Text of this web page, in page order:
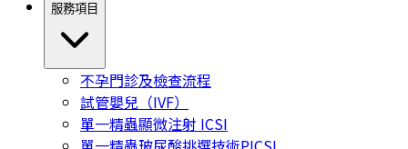
服務項目
不孕門診及檢查流程
試管嬰兒（IVF）
單一精蟲顯微注射 ICSI